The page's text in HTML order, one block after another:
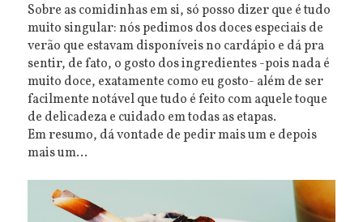
Sobre as comidinhas em si, só posso dizer que é tudo
muito singular: nós pedimos dos doces especiais de
verão que estavam disponíveis no cardápio e dá pra
sentir, de fato, o gosto dos ingredientes -pois nada é
muito doce, exatamente como eu gosto- além de ser
facilmente notável que tudo é feito com aquele toque
de delicadeza e cuidado em todas as etapas.
Em resumo, dá vontade de pedir mais um e depois
mais um...